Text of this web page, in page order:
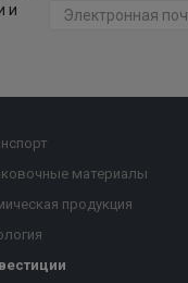
и
материалы
продукция